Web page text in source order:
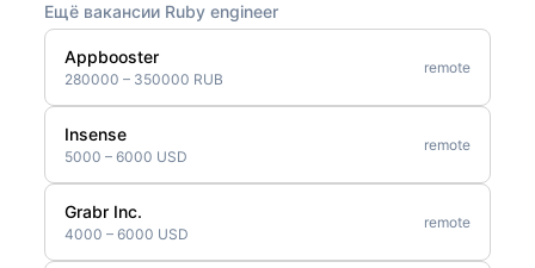
Ещё вакансии Ruby engineer
Appbooster
280000 – 350000 RUB
remote
Insense
5000 – 6000 USD
remote
Grabr Inc.
4000 – 6000 USD
remote